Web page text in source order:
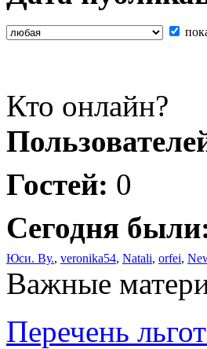
Кто онлайн?
Гостей: 0
Сегодня
Юси. Ву., veronika54, Natali, orfei,
Важные
Перечень